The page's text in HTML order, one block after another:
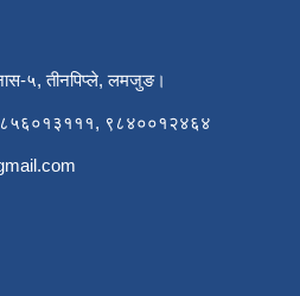
५, तीनपिप्ले, लमजुङ।
९८४००१२४६४